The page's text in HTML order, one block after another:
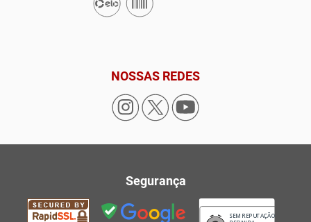
NOSSAS REDES
Segurança
SEM REPUTAÇÃO